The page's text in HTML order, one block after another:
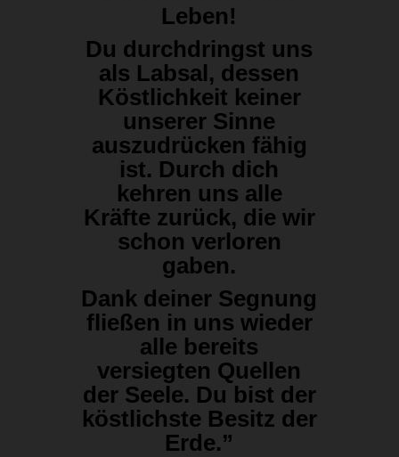
Leben!
Du durchdringst uns
als Labsal, dessen
Köstlichkeit keiner
unserer Sinne
auszudrücken fähig
ist. Durch dich
kehren uns alle
Kräfte zurück, die wir
schon verloren
gaben.
Dank deiner Segnung
fließen in uns wieder
alle bereits
versiegten Quellen
der Seele. Du bist der
köstlichste Besitz der
Erde.”